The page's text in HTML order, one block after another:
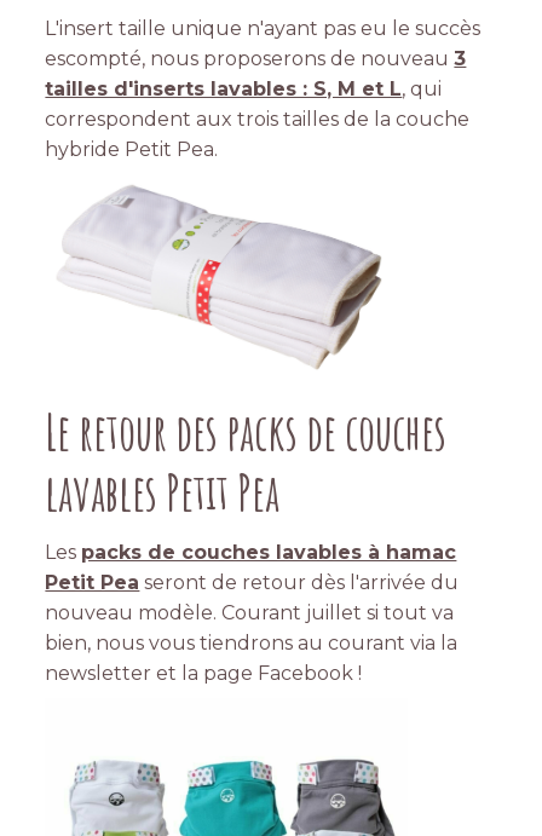
L'insert taille unique n'ayant pas eu le succès
escompté, nous proposerons de nouveau3
tailles d'inserts lavables : S, M et L, qui
correspondent aux trois tailles de la couche
hybride Petit Pea.
Le retour des packs de couches
lavables Petit Pea
Les packs de couches lavables à hamac
Petit Pea seront de retour dès l'arrivée du
nouveau modèle. Courant juillet si tout va
bien, nous vous tiendrons au courant via la
newsletter et la page Facebook !